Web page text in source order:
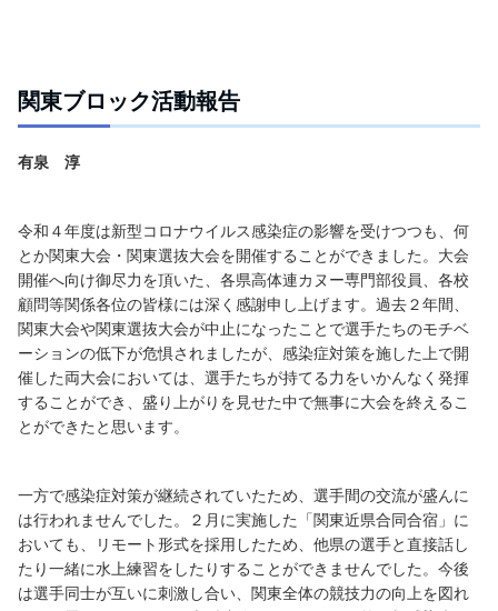
関東ブロック活動報告
有泉 淳
令和４年度は新型コロナウイルス感染症の影響を受けつつも、何
とか関東大会・関東選抜大会を開催することができました。大会
開催へ向け御尽力を頂いた、各県高体連カヌー専門部役員、各校
顧問等関係各位の皆様には深く感謝申し上げます。過去２年間、
関東大会や関東選抜大会が中止になったことで選手たちのモチベ
ーションの低下が危惧されましたが、感染症対策を施した上で開
催した両大会においては、選手たちが持てる力をいかんなく発揮
することができ、盛り上がりを見せた中で無事に大会を終えるこ
とができたと思います。
一方で感染症対策が継続されていたため、選手間の交流が盛んに
は行われませんでした。２月に実施した「関東近県合同合宿」に
おいても、リモート形式を採用したため、他県の選手と直接話し
たり一緒に水上練習をしたりすることができませんでした。今後
は選手同士が互いに刺激し合い、関東全体の競技力の向上を図れ